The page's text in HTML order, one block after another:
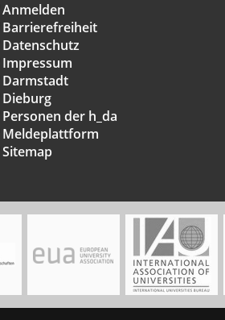
Anmelden
Barrierefreiheit
Datenschutz
Impressum
Darmstadt
Dieburg
Personen der h_da
Meldeplattform
Sitemap